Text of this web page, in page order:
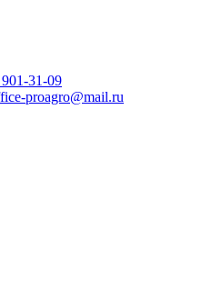
31-09
proagro@mail.ru